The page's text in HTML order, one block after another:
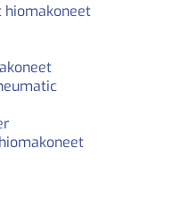
hiomakoneet